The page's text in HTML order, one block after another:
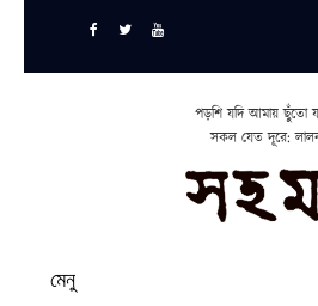
পড়শি যদি আমায় ছুঁতো
সকল যেত দূরে:
মেনু